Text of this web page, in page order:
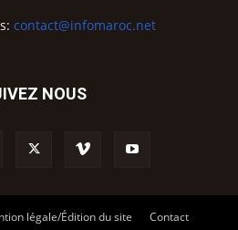
contact@infomaroc.net
NOUS
légale/Édition du site Contact